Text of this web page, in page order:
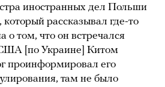
иностранных дел Польши
рассказывал где-то
о том, что он встречался
[по Украине] Китом
проинформировал его
там не было